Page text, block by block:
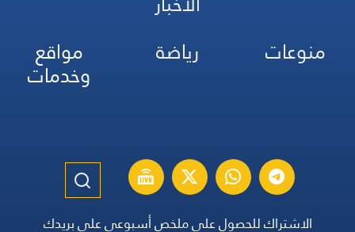
منوعات
رياضة مواقع
وخدمات
الاشتراك للحصول على ملخص أسبوعي على بريدك